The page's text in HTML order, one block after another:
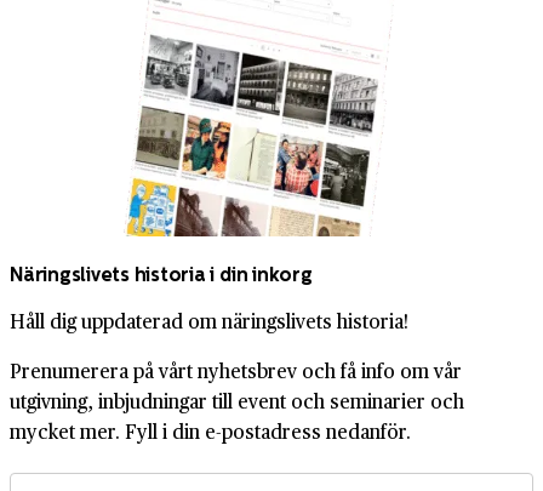
Näringslivets historia i din inkorg
Håll dig uppdaterad om näringslivets historia!
Prenumerera på vårt nyhetsbrev och få info om vår
utgivning, inbjudningar till event och seminarier och
mycket mer. Fyll i din e-postadress nedanför.